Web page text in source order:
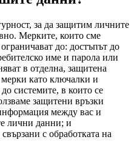
за да защитим личните
Мерките, които сме
до: достъпът до
име и парола или
в отделна, защитена
като ключалки и
системите, в които се
защитени връзки
между вас и
лични данни; и
с обработката на